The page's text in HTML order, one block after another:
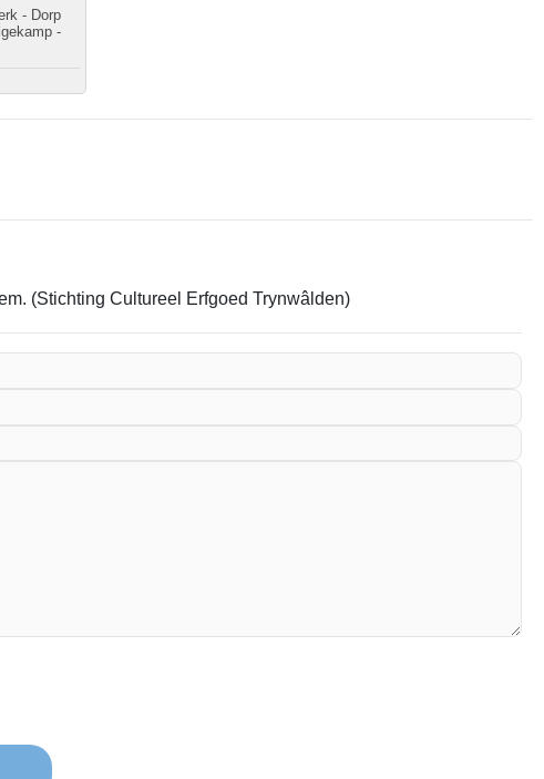
- Dorp
-
(Stichting Cultureel Erfgoed Trynwâlden)